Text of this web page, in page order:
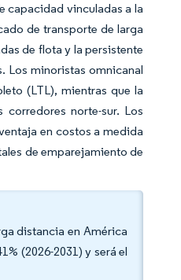
capacidad vinculadas a la
de transporte de larga
de flota y la persistente
Los minoristas omnicanal
(LTL), mientras que la
norte-sur. Los
en costos a medida
de emparejamiento de
distancia en América
(2026-2031) y será el